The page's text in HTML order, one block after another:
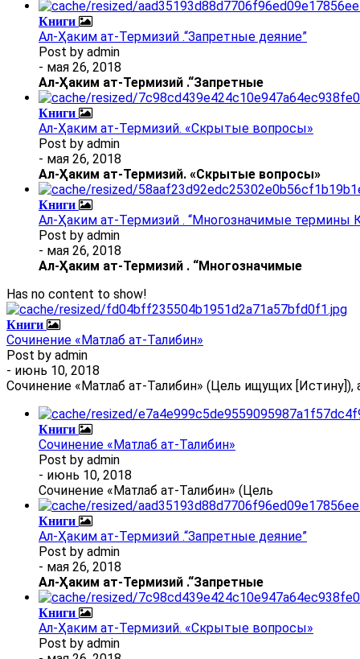
Книги
Ал-Ҳаким ат-Термизий .“Запретные деяние”
Post by admin
- мая 26, 2018
Ал-Ҳаким ат-Термизий .“Запретные
Книги
Ал-Ҳаким ат-Термизий. «Скрытые вопросы»
Post by admin
- мая 26, 2018
Ал-Ҳаким ат-Термизий. «Скрытые вопросы»
Книги
Ал-Ҳаким ат-Термизий . “Многозначимые термины
Post by admin
- мая 26, 2018
Ал-Ҳаким ат-Термизий . “Многозначимые
Has no content to show!
Книги
Сочинение «Матлаб ат-Талибин»
Post by admin
- июнь 10, 2018
Сочинение «Матлаб ат-Талибин» (Цель ищущих
Книги
Сочинение «Матлаб ат-Талибин»
Post by admin
- июнь 10, 2018
Сочинение «Матлаб ат-Талибин» (Цель
Книги
Ал-Ҳаким ат-Термизий .“Запретные деяние”
Post by admin
- мая 26, 2018
Ал-Ҳаким ат-Термизий .“Запретные
Книги
Ал-Ҳаким ат-Термизий. «Скрытые вопросы»
Post by admin